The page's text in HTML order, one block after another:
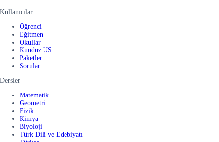
Kullanıcılar
Öğrenci
Eğitmen
Okullar
Kunduz US
Paketler
Sorular
Dersler
Matematik
Geometri
Fizik
Kimya
Biyoloji
Türk Dili ve Edebiyatı